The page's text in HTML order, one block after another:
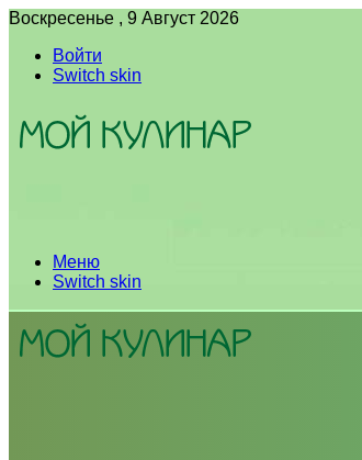
Воскресенье , 9 Август 2026
Войти
Switch skin
Меню
Switch skin